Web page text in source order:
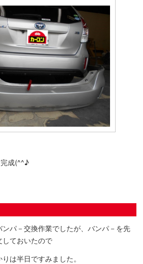
成(^^♪
ンパ－交換作業でしたが、バンパ－を先
しておいたので
りは半日ですみました。